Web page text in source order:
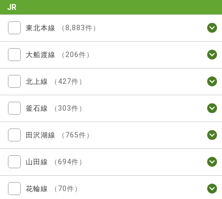
JR
東北本線 （8,883件）
大船渡線 （206件）
北上線 （427件）
釜石線 （303件）
田沢湖線 （765件）
山田線 （694件）
花輪線 （70件）